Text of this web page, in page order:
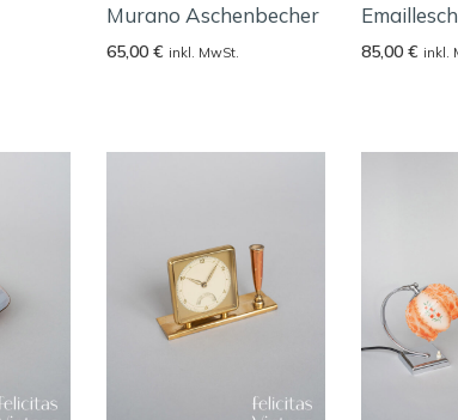
Murano Aschenbecher
65,00€ inkl. MwSt. 85,00€ inkl.